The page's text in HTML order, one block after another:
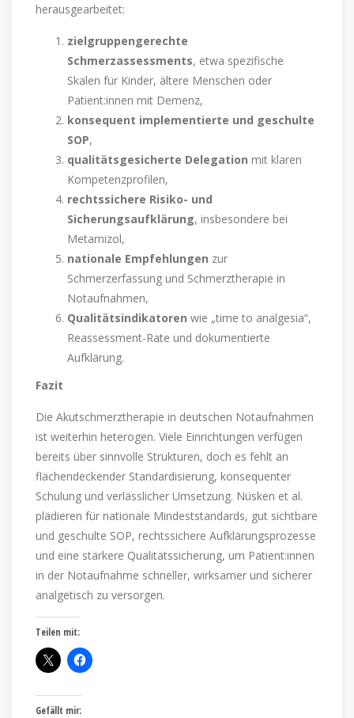
herausgearbeitet:
zielgruppengerechte
Schmerzassessments, etwa spezifische
Skalen für Kinder, ältere Menschen oder
Patient:innen mit Demenz,
konsequent implementierte und geschulte
SOP,
qualitätsgesicherte Delegation mit klaren
Kompetenzprofilen,
rechtssichere Risiko- und
Sicherungsaufklärung, insbesondere bei
Metamizol,
nationale Empfehlungen zur
Schmerzerfassung und Schmerztherapie in
Notaufnahmen,
Qualitätsindikatoren wie „time to analgesia“,
Reassessment-Rate und dokumentierte
Aufklärung.
Fazit
Die Akutschmerztherapie in deutschen Notaufnahmen
ist weiterhin heterogen. Viele Einrichtungen verfügen
bereits über sinnvolle Strukturen, doch es fehlt an
flächendeckender Standardisierung, konsequenter
Schulung und verlässlicher Umsetzung. Nüsken et al.
plädieren für nationale Mindeststandards, gut sichtbare
und geschulte SOP, rechtssichere Aufklärungsprozesse
und eine stärkere Qualitätssicherung, um Patient:innen
in der Notaufnahme schneller, wirksamer und sicherer
analgetisch zu versorgen.
Teilen mit:
Gefällt mir: